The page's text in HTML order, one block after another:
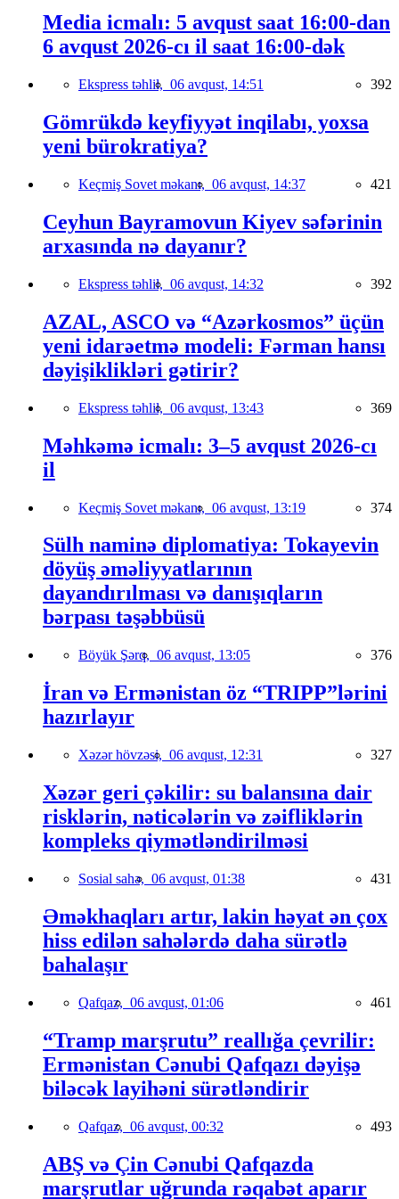
Media icmalı: 5 avqust saat 16:00-dan
6 avqust 2026-cı il saat 16:00-dək
Ekspress təhlil, 06 avqust, 14:51 392
Gömrükdə keyfiyyət inqilabı, yoxsa
yeni bürokratiya?
Keçmiş Sovet məkanı, 06 avqust, 14:37 421
Ceyhun Bayramovun Kiyev səfərinin
arxasında nə dayanır?
Ekspress təhlil, 06 avqust, 14:32 392
AZAL, ASCO və “Azərkosmos” üçün
yeni idarəetmə modeli: Fərman hansı
dəyişiklikləri gətirir?
Ekspress təhlil, 06 avqust, 13:43 369
Məhkəmə icmalı: 3–5 avqust 2026-cı
il
Keçmiş Sovet məkanı, 06 avqust, 13:19 374
Sülh naminə diplomatiya: Tokayevin
döyüş əməliyyatlarının
dayandırılması və danışıqların
bərpası təşəbbüsü
Böyük Şərq, 06 avqust, 13:05 376
İran və Ermənistan öz “TRIPP”lərini
hazırlayır
Xəzər hövzəsi, 06 avqust, 12:31 327
Xəzər geri çəkilir: su balansına dair
risklərin, nəticələrin və zəifliklərin
kompleks qiymətləndirilməsi
Sosial sahə, 06 avqust, 01:38 431
Əməkhaqları artır, lakin həyat ən çox
hiss edilən sahələrdə daha sürətlə
bahalaşır
Qafqaz, 06 avqust, 01:06 461
“Tramp marşrutu” reallığa çevrilir:
Ermənistan Cənubi Qafqazı dəyişə
biləcək layihəni sürətləndirir
Qafqaz, 06 avqust, 00:32 493
ABŞ və Çin Cənubi Qafqazda
marşrutlar uğrunda rəqabət aparır